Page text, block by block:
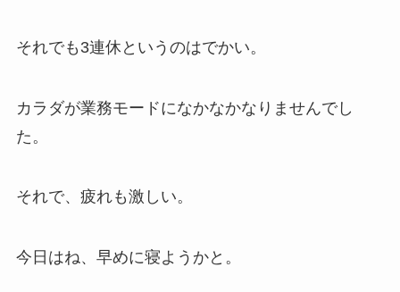
それでも3連休というのはでかい。
カラダが業務モードになかなかなりませんでし
た。
それで、疲れも激しい。
今日はね、早めに寝ようかと。